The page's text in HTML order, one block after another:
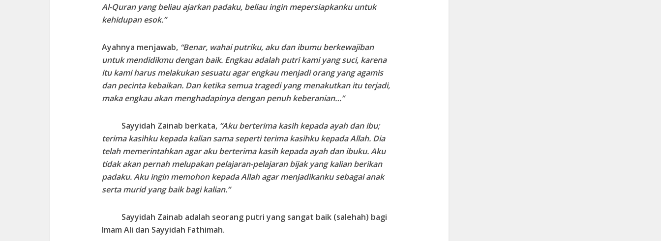
Al-Quran yang beliau ajarkan padaku, beliau ingin mepersiapkanku untuk
kehidupan esok.”
Ayahnya menjawab, “Benar, wahai putriku, aku dan ibumu berkewajiban
untuk mendidikmu dengan baik. Engkau adalah putri kami yang suci, karena
itu kami harus melakukan sesuatu agar engkau menjadi orang yang agamis
dan pecinta kebaikan. Dan ketika semua tragedi yang menakutkan itu terjadi,
maka engkau akan menghadapinya dengan penuh keberanian…”
Sayyidah Zainab berkata, “Aku berterima kasih kepada ayah dan ibu;
terima kasihku kepada kalian sama seperti terima kasihku kepada Allah. Dia
telah memerintahkan agar aku berterima kasih kepada ayah dan ibuku. Aku
tidak akan pernah melupakan pelajaran-pelajaran bijak yang kalian berikan
padaku. Aku ingin memohon kepada Allah agar menjadikanku sebagai anak
serta murid yang baik bagi kalian.”
Sayyidah Zainab adalah seorang putri yang sangat baik (salehah) bagi
Imam Ali dan Sayyidah Fathimah.